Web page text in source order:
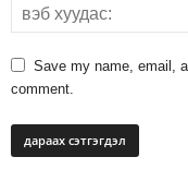
Save my name, email,
comment.